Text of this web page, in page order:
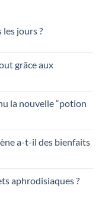
jours ?
grâce aux
la nouvelle “potion
a-t-il des bienfaits
aphrodisiaques ?